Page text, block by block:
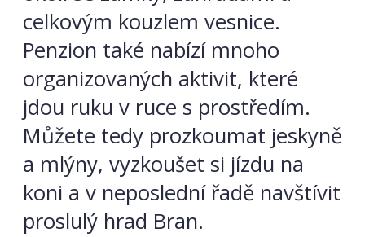
celkovým kouzlem vesnice.
Penzion také nabízí mnoho
organizovaných aktivit, které
jdou ruku v ruce s prostředím.
Můžete tedy prozkoumat jeskyně
a mlýny, vyzkoušet si jízdu na
koni a v neposlední řadě navštívit
proslulý hrad Bran.